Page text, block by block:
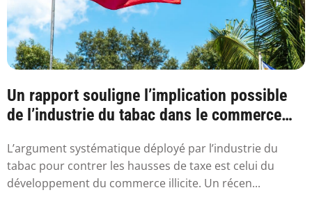
Un rapport souligne l’implication possible
de l’industrie du tabac dans le commerce
L’argument systématique déployé par l’industrie du
tabac pour contrer les hausses de taxe est celui du
développement du commerce illicite. Un récen...